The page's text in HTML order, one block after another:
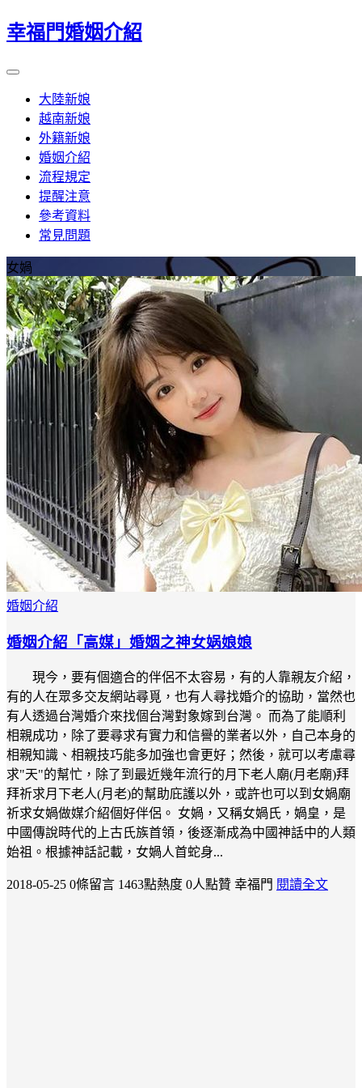
幸福門婚姻介紹
大陸新娘
越南新娘
外籍新娘
婚姻介紹
流程規定
提醒注意
參考資料
常見問題
女媧
婚姻介紹
婚姻介紹「高媒」婚姻之神女娲娘娘
現今，要有個適合的伴侶不太容易，有的人靠親友介紹，
有的人在眾多交友網站尋覓，也有人尋找婚介的協助，當然也
有人透過台灣婚介來找個台灣對象嫁到台灣。 而為了能順利
相親成功，除了要尋求有實力和信譽的業者以外，自己本身的
相親知識、相親技巧能多加強也會更好；然後，就可以考慮尋
求"天"的幫忙，除了到最近幾年流行的月下老人廟(月老廟)拜
拜祈求月下老人(月老)的幫助庇護以外，或許也可以到女媧廟
祈求女媧做媒介紹個好伴侶。 女媧，又稱女媧氏，媧皇，是
中國傳說時代的上古氏族首領，後逐漸成為中國神話中的人類
始祖。根據神話記載，女媧人首蛇身...
2018-05-25 0條留言 1463點熱度 0人點贊 幸福門 閱讀全文